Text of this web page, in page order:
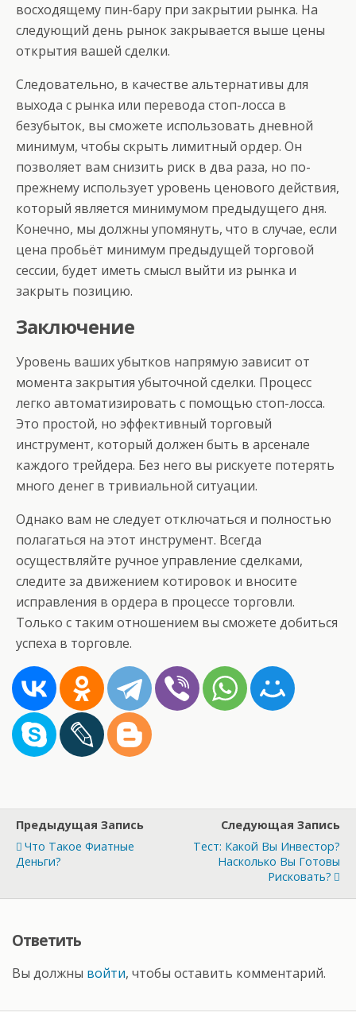
восходящему пин-бару при закрытии рынка. На
следующий день рынок закрывается выше цены
открытия вашей сделки.
Следовательно, в качестве альтернативы для
выхода с рынка или перевода стоп-лосса в
безубыток, вы сможете использовать дневной
минимум, чтобы скрыть лимитный ордер. Он
позволяет вам снизить риск в два раза, но по-
прежнему использует уровень ценового действия,
который является минимумом предыдущего дня.
Конечно, мы должны упомянуть, что в случае, если
цена пробьёт минимум предыдущей торговой
сессии, будет иметь смысл выйти из рынка и
закрыть позицию.
Заключение
Уровень ваших убытков напрямую зависит от
момента закрытия убыточной сделки. Процесс
легко автоматизировать с помощью стоп-лосса.
Это простой, но эффективный торговый
инструмент, который должен быть в арсенале
каждого трейдера. Без него вы рискуете потерять
много денег в тривиальной ситуации.
Однако вам не следует отключаться и полностью
полагаться на этот инструмент. Всегда
осуществляйте ручное управление сделками,
следите за движением котировок и вносите
исправления в ордера в процессе торговли.
Только с таким отношением вы сможете добиться
успеха в торговле.
Предыдущая Запись
Что Такое Фиатные
Деньги?
Следующая Запись
Тест: Какой Вы Инвестор?
Насколько Вы Готовы
Рисковать?
Ответить
Вы должны войти, чтобы оставить комментарий.